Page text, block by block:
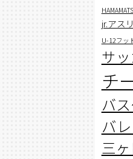
jr.アス
U-12フッ
サ
チ
バ
バ
三